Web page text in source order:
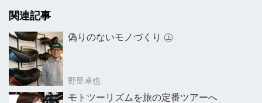
関連記事
偽りのないモノづくり ㊤
野里卓也
モトツーリズムを旅の定番ツアーへ